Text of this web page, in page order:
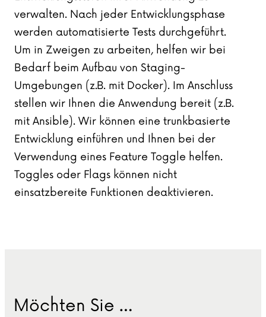
verwalten. Nach jeder Entwicklungsphase
werden automatisierte Tests durchgeführt.
Um in Zweigen zu arbeiten, helfen wir bei
Bedarf beim Aufbau von Staging-
Umgebungen (z.B. mit Docker). Im Anschluss
stellen wir Ihnen die Anwendung bereit (z.B.
mit Ansible). Wir können eine trunkbasierte
Entwicklung einführen und Ihnen bei der
Verwendung eines Feature Toggle helfen.
Toggles oder Flags können nicht
einsatzbereite Funktionen deaktivieren.
Möchten Sie …